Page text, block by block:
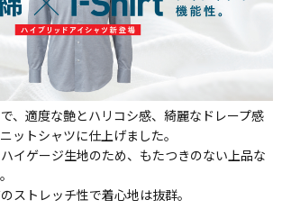
、適度な艶とハリコシ感、綺麗なドレープ感
ットシャツに仕上げました。
イゲージ生地のため、もたつきのない上品な
ストレッチ性で着心地は抜群。